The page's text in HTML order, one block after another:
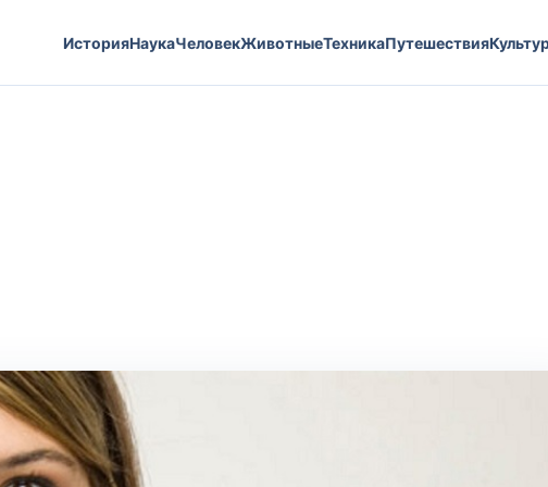
ИсторияНаукаЧеловекЖивотныеТехникаПутешествия